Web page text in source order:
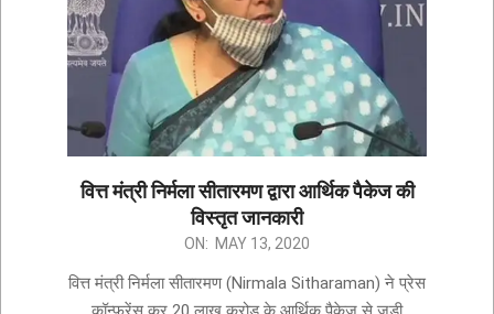
वित्त मंत्री निर्मला सीतारमण द्वारा आर्थिक पैकेज की
विस्तृत जानकारी
ON: MAY 13, 2020
वित्त मंत्री निर्मला सीतारमण (Nirmala Sitharaman) ने प्रेस